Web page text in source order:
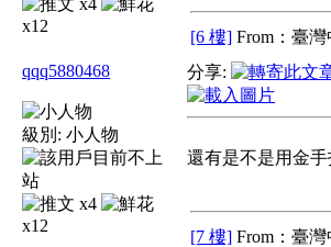
x4
x12
[6 樓] From：臺
qqq5880468
級別: 小人物
x4
x12
分享:
還有是不是用金
[7 樓] From：臺